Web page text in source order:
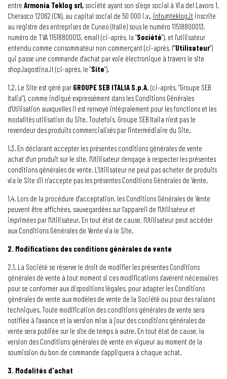
entre Armonia Teklog srl, société ayant son siège social à Via del Lavoro 1,
Cherasco 12062 (CN), au capital social de 50 000 i.v., info@teklog.it inscrite
au registre des entreprises de Cuneo (Italie) sous le numéro 11518800013,
numéro de TVA 11518800013, email (ci-après, la "Société"), et l'utilisateur
entendu comme consommateur non commerçant (ci-après, l'"Utilisateur")
qui passe une commande d'achat par voie électronique à travers le site
shop.lagostina.it (ci-après, le "Site").
1.2. Le Site est géré par GROUPE SEB ITALIA S.p.A. (ci-après, "Groupe SEB
Italia"), comme indiqué expressément dans les Conditions Générales
d'Utilisation auxquelles il est renvoyé intégralement pour les fonctions et les
modalités utilisation du Site. Toutefois, Groupe SEB Italia n'est pas le
revendeur des produits commercialisés par l'intermédiaire du Site.
1.3. En déclarant accepter les présentes conditions générales de vente
achat d'un produit sur le site, l'Utilisateur s'engage à respecter les présentes
conditions générales de vente. L'Utilisateur ne peut pas acheter de produits
via le Site s'il n'accepte pas les présentes Conditions Générales de Vente.
1.4. Lors de la procédure d'acceptation, les Conditions Générales de Vente
peuvent être affichées, sauvegardées sur l'appareil de l'Utilisateur et
imprimées par l'Utilisateur. En tout état de cause, l'Utilisateur peut accéder
aux Conditions Générales de Vente via le Site.
2. Modifications des conditions générales de vente
2.1. La Société se réserve le droit de modifier les présentes Conditions
générales de vente à tout moment si ces modifications s'avèrent nécessaires
pour se conformer aux dispositions légales, pour adapter les Conditions
générales de vente aux modèles de vente de la Société ou pour des raisons
techniques. Toute modification des conditions générales de vente sera
notifiée à l'avance et la version mise à jour des conditions générales de
vente sera publiée sur le site de temps à autre. En tout état de cause, la
version des Conditions générales de vente en vigueur au moment de la
soumission du bon de commande s'appliquera à chaque achat.
3. Modalités d'achat